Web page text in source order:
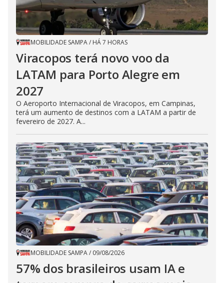
MOBILIDADE SAMPA/ HÁ 7 HORAS
Viracopos terá novo voo da
LATAM para Porto Alegre em
2027
O Aeroporto Internacional de Viracopos, em Campinas,
terá um aumento de destinos com a LATAM a partir de
fevereiro de 2027. A...
MOBILIDADE SAMPA/ 09/08/2026
57% dos brasileiros usam IA e